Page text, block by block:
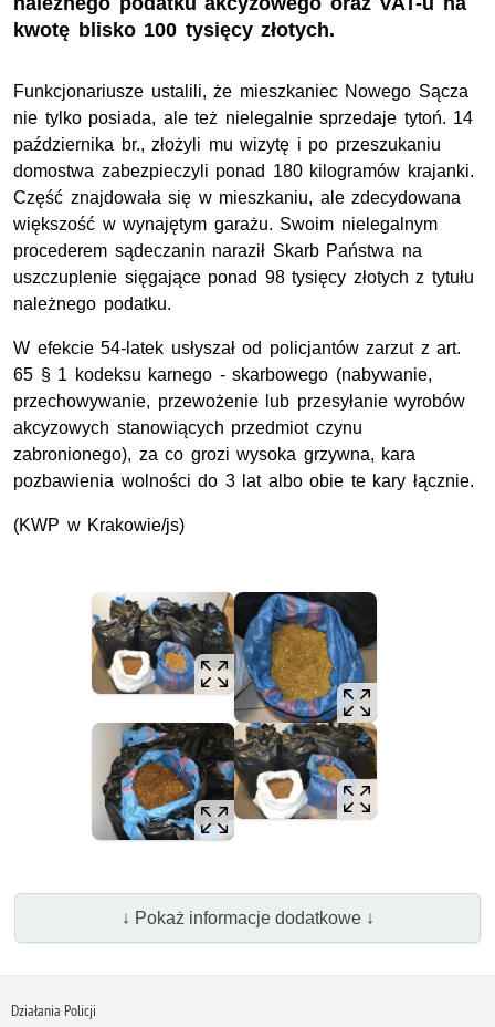
kwotę blisko 100 tysięcy złotych.
Funkcjonariusze ustalili, że mieszkaniec Nowego Sącza
nie tylko posiada, ale też nielegalnie sprzedaje tytoń. 14
października br., złożyli mu wizytę i po przeszukaniu
domostwa zabezpieczyli ponad 180 kilogramów krajanki.
Część znajdowała się w mieszkaniu, ale zdecydowana
większość w wynajętym garażu. Swoim nielegalnym
procederem sądeczanin naraził Skarb Państwa na
uszczuplenie sięgające ponad 98 tysięcy złotych z tytułu
należnego podatku.
W efekcie 54-latek usłyszał od policjantów zarzut z art.
65 § 1 kodeksu karnego - skarbowego (nabywanie,
przechowywanie, przewożenie lub przesyłanie wyrobów
akcyzowych stanowiących przedmiot czynu
zabronionego), za co grozi wysoka grzywna, kara
pozbawienia wolności do 3 lat albo obie te kary łącznie.
(KWP w Krakowie/js)
↓ Pokaż informacje dodatkowe ↓
Działania Policji